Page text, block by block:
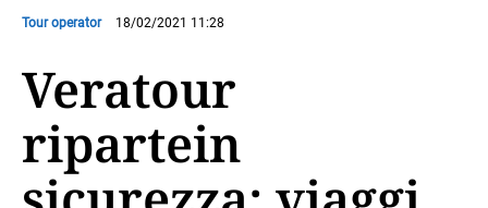
Tour operator 18/02/2021 11:28
Veratour
ripartein